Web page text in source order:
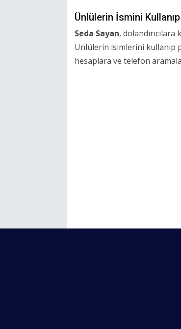
Ünlülerin İsmini
Seda Sayan,
Ünlülerin isimlerini kullanıp
hesaplara ve telefon